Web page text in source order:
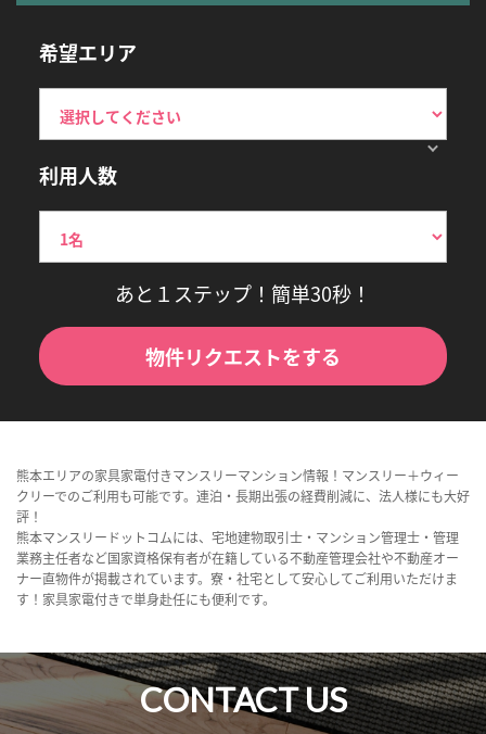
希望エリア
利用人数
あと１ステップ！簡単30秒！
物件リクエストをする
熊本エリアの家具家電付きマンスリーマンション情報！マンスリー＋ウィー
クリーでのご利用も可能です。連泊・長期出張の経費削減に、法人様にも大好
評！
熊本マンスリードットコムには、宅地建物取引士・マンション管理士・管理
業務主任者など国家資格保有者が在籍している不動産管理会社や不動産オー
ナー直物件が掲載されています。寮・社宅として安心してご利用いただけま
す！家具家電付きで単身赴任にも便利です。
CONTACT US